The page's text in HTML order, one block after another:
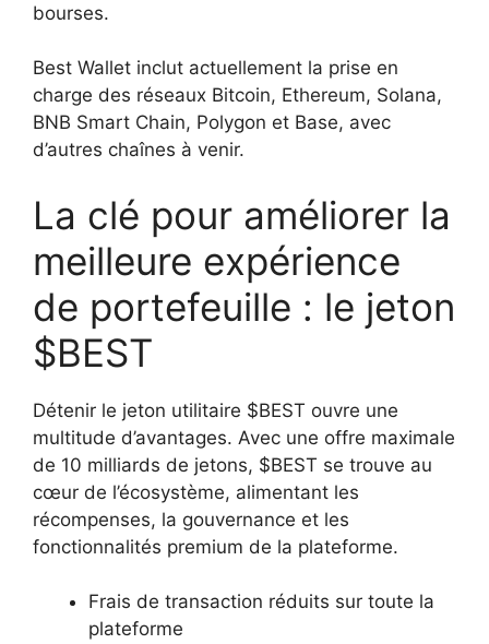
bourses.
Best Wallet inclut actuellement la prise en
charge des réseaux Bitcoin, Ethereum, Solana,
BNB Smart Chain, Polygon et Base, avec
d’autres chaînes à venir.
La clé pour améliorer la
meilleure expérience
de portefeuille : le jeton
$BEST
Détenir le jeton utilitaire $BEST ouvre une
multitude d’avantages. Avec une offre maximale
de 10 milliards de jetons, $BEST se trouve au
cœur de l’écosystème, alimentant les
récompenses, la gouvernance et les
fonctionnalités premium de la plateforme.
Frais de transaction réduits sur toute la
plateforme